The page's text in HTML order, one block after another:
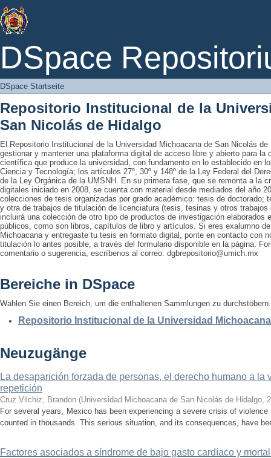
DSpace
DSpace Startseite
DSpace Startseite
Repositorio Institucional de la
San Nicolás de Hidalgo
El Repositorio Institucional de la Universidad Michoacana de San Nicolás
gestionar y mantener una plataforma digital de acceso libre y abierto para la
científica que produce la universidad, con fundamento en lo establecido en
Ciencia y Tecnología; los artículos 27º, 30º y 148º de la Ley Federal del
de la Ley Orgánica de la UMSNH. En su primera fase, que se remonta a la
digitales iniciado en 2008, se cuenta con material desde mediados del año
colecciones de tesis organizadas por grado académico: tesis de doctorado;
y otra de trabajos de titulación de licenciatura (tesis, tesinas y otros
incluirá una colección de otro tipo de productos de investigación elaborados
públicos, como son libros, capítulos de libro y artículos. Si eres exalumno
Michoacana y entregaste tu tesis en formato digital, ponte en contacto con
titulación lo antes posible, a través del formulario disponible en la página:
comentario o sugerencia, escríbenos al correo: dgbrepositorio@umich.mx
Bereiche in DSpace
Wählen Sie einen Bereich, um die enthaltenen Sammlungen zu durchstöbern.
Repositorio Institucional de la Universidad
Neuzugänge
La desaparición forzada de personas, el derecho humano a la
repetición
Cruz Vilchiz, Brandon (Universidad Michoacana de San Nicolás de Hidalgo,
For several years, Mexico has been experiencing a severe crisis of
counted in thousands. This serious situation, and its consequences, have
Factores asociados a síndrome de bajo gasto cardíaco y